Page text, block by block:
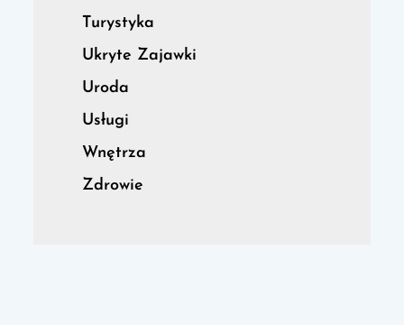
Turystyka
Ukryte Zajawki
Uroda
Usługi
Wnętrza
Zdrowie